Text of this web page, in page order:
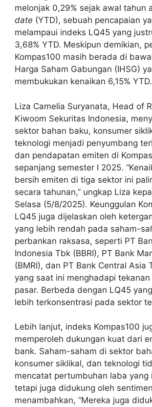
melonjak 0,29% sejak awal tahun
date (YTD), sebuah pencapaian
melampaui indeks LQ45 yang
3,68% YTD. Meskipun demikian,
Kompas100 masih berada di
Harga Saham Gabungan (IHSG)
membukukan kenaikan 6,15% YTD.
Liza Camelia Suryanata, Head of
Kiwoom Sekuritas Indonesia,
sektor bahan baku, konsumer
teknologi menjadi penyumbang
dan pendapatan emiten di
sepanjang semester I 2025.
bersih emiten di tiga sektor ini
secara tahunan,” ungkap Liza
Selasa (5/8/2025). Keunggulan
LQ45 juga dijelaskan oleh
yang lebih rendah pada saham-
perbankan raksasa, seperti PT
Indonesia Tbk (BBRI), PT Bank
(BMRI), dan PT Bank Central Asia
yang saat ini menghadapi
pasar. Berbeda dengan LQ45
lebih terkonsentrasi pada sektor
Lebih lanjut, indeks Kompas100
memperoleh dukungan kuat dari
bank. Saham-saham di sektor
konsumer siklikal, dan teknologi
mencatat pertumbuhan laba yang
tetapi juga didukung oleh
menambahkan, “Mereka juga